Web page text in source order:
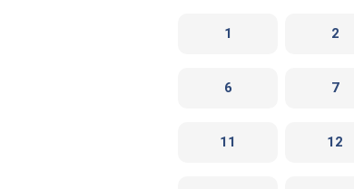
1 2
6 7
11 12